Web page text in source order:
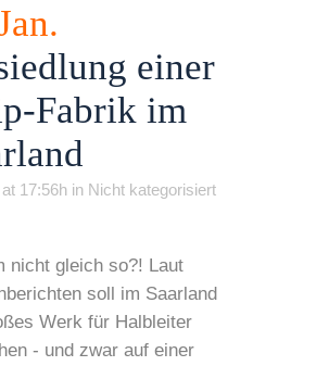
einer
Fabrik im
17:56h in Nicht kategorisiert
nicht gleich so?! Laut
soll im Saarland
Werk für Halbleiter
- und zwar auf einer